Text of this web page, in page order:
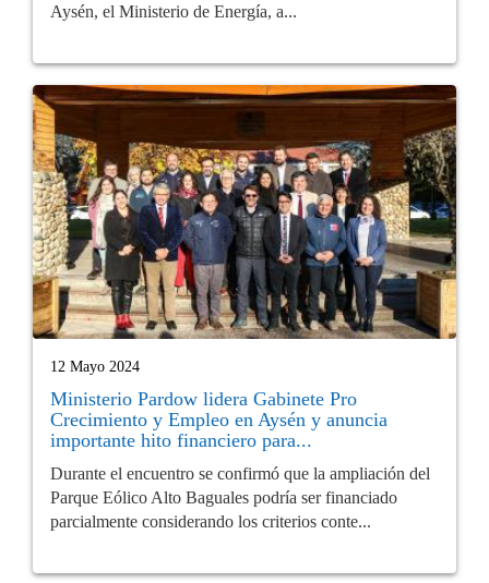
Aysén, el Ministerio de Energía, a...
12 Mayo 2024
Ministerio Pardow lidera Gabinete Pro
Crecimiento y Empleo en Aysén y anuncia
importante hito financiero para...
Durante el encuentro se confirmó que la ampliación del
Parque Eólico Alto Baguales podría ser financiado
parcialmente considerando los criterios conte...